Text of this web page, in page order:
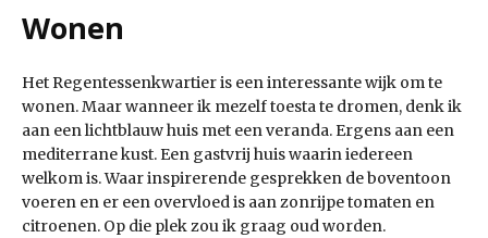
Wonen
Het Regentessenkwartier is een interessante wijk om te
wonen. Maar wanneer ik mezelf toesta te dromen, denk ik
aan een lichtblauw huis met een veranda. Ergens aan een
mediterrane kust. Een gastvrij huis waarin iedereen
welkom is. Waar inspirerende gesprekken de boventoon
voeren en er een overvloed is aan zonrijpe tomaten en
citroenen. Op die plek zou ik graag oud worden.